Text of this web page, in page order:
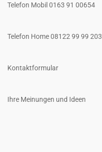
Telefon Mobil 0163 91 00654
Telefon Home 08122 99 99 203
Kontaktformular
Ihre Meinungen und Ideen